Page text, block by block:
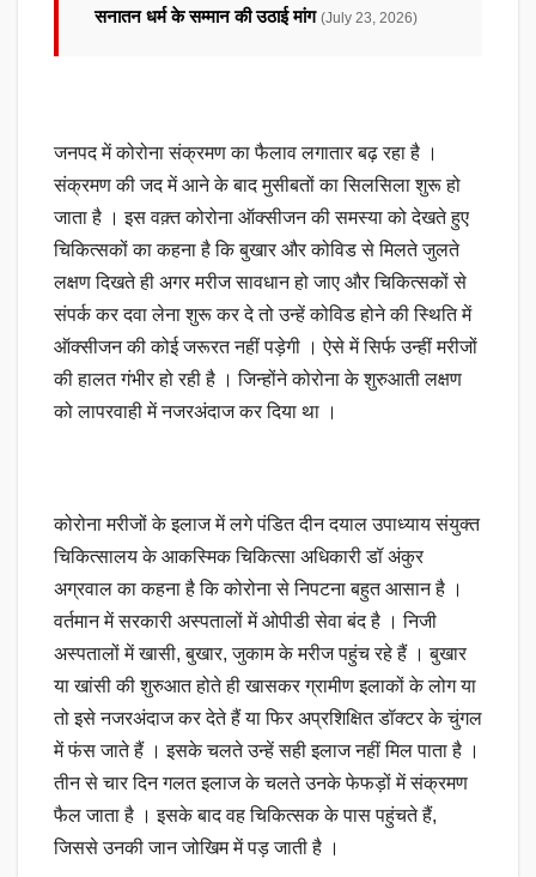
सनातन धर्म के सम्मान की उठाई मांग (July 23, 2026)
जनपद में कोरोना संक्रमण का फैलाव लगातार बढ़ रहा है ।
संक्रमण की जद में आने के बाद मुसीबतों का सिलसिला शुरू हो
जाता है । इस वक़्त कोरोना ऑक्सीजन की समस्या को देखते हुए
चिकित्सकों का कहना है कि बुखार और कोविड से मिलते जुलते
लक्षण दिखते ही अगर मरीज सावधान हो जाए और चिकित्सकों से
संपर्क कर दवा लेना शुरू कर दे तो उन्हें कोविड होने की स्थिति में
ऑक्सीजन की कोई जरूरत नहीं पड़ेगी । ऐसे में सिर्फ उन्हीं मरीजों
की हालत गंभीर हो रही है । जिन्होंने कोरोना के शुरुआती लक्षण
को लापरवाही में नजरअंदाज कर दिया था ।
कोरोना मरीजों के इलाज में लगे पंडित दीन दयाल उपाध्याय संयुक्त
चिकित्सालय के आकस्मिक चिकित्सा अधिकारी डॉ अंकुर
अग्रवाल का कहना है कि कोरोना से निपटना बहुत आसान है ।
वर्तमान में सरकारी अस्पतालों में ओपीडी सेवा बंद है ‌। निजी
अस्पतालों में खासी, बुखार, जुकाम के मरीज पहुंच रहे हैं । बुखार
या खांसी की शुरुआत होते ही खासकर ग्रामीण इलाकों के लोग या
तो इसे नजरअंदाज कर देते हैं या फिर अप्रशिक्षित डॉक्टर के चुंगल
में फंस जाते हैं । इसके चलते उन्हें सही इलाज नहीं मिल पाता है ।
तीन से चार दिन गलत इलाज के चलते उनके फेफड़ों में संक्रमण
फैल जाता है ‌। इसके बाद वह चिकित्सक के पास पहुंचते हैं,
जिससे उनकी जान जोखिम में पड़ जाती है ।